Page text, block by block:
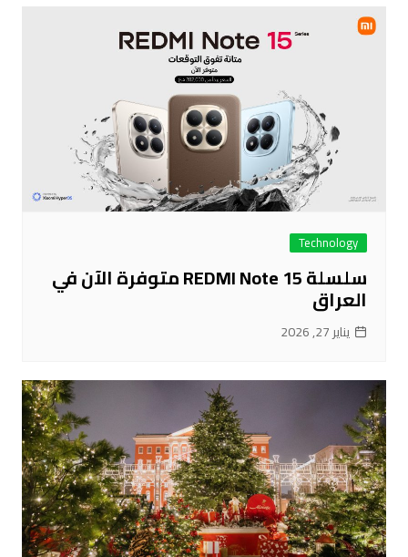
Technology
سلسلة REDMI Note 15 متوفرة الآن في
العراق
يناير 27, 2026